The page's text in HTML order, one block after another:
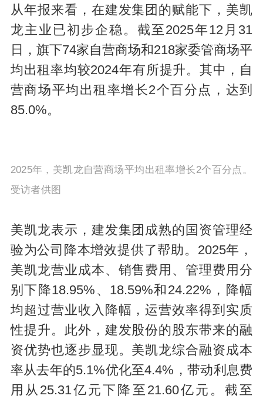
从年报来看，在建发集团的赋能下，美凯
龙主业已初步企稳。截至2025年12月31
日，旗下74家自营商场和218家委管商场平
均出租率均较2024年有所提升。其中，自
营商场平均出租率增长2个百分点，达到
85.0%。
2025年，美凯龙自营商场平均出租率增长2个百分点。
受访者供图
美凯龙表示，建发集团成熟的国资管理经
验为公司降本增效提供了帮助。2025年，
美凯龙营业成本、销售费用、管理费用分
别下降18.95%、18.59%和24.22%，降幅
均超过营业收入降幅，运营效率得到实质
性提升。此外，建发股份的股东带来的融
资优势也逐步显现。美凯龙综合融资成本
率从去年的5.1%优化至4.4%，带动利息费
用从25.31亿元下降至21.60亿元。截至